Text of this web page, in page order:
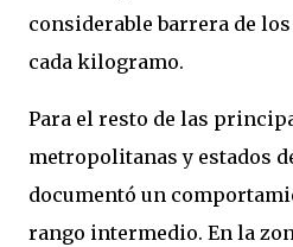
considerable barrera de los
cada kilogramo.
Para el resto de las
metropolitanas y estados
documentó un
rango intermedio. En la